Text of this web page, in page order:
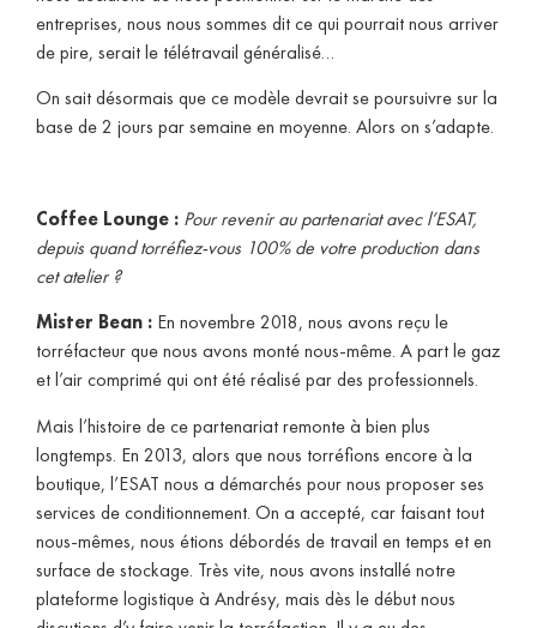
entreprises, nous nous sommes dit ce qui pourrait nous arriver
de pire, serait le télétravail généralisé…
On sait désormais que ce modèle devrait se poursuivre sur la
base de 2 jours par semaine en moyenne. Alors on s’adapte.
Coffee Lounge : Pour revenir au partenariat avec l’ESAT,
depuis quand torréfiez-vous 100% de votre production dans
cet atelier ?
Mister Bean : En novembre 2018, nous avons reçu le
torréfacteur que nous avons monté nous-même. A part le gaz
et l’air comprimé qui ont été réalisé par des professionnels.
Mais l’histoire de ce partenariat remonte à bien plus
longtemps. En 2013, alors que nous torréfions encore à la
boutique, l’ESAT nous a démarchés pour nous proposer ses
services de conditionnement. On a accepté, car faisant tout
nous-mêmes, nous étions débordés de travail en temps et en
surface de stockage. Très vite, nous avons installé notre
plateforme logistique à Andrésy, mais dès le début nous